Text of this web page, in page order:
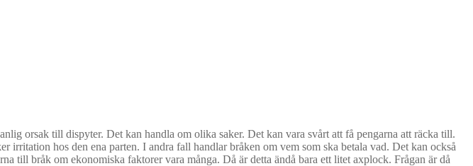
orsak till dispyter. Det kan handla om olika saker. Det kan vara svårt att få pengarna att räcka till.
irritation hos den ena parten. I andra fall handlar bråken om vem som ska betala vad. Det kan också
till bråk om ekonomiska faktorer vara många. Då är detta ändå bara ett litet axplock. Frågan är då